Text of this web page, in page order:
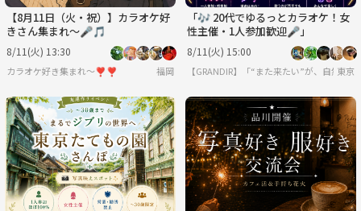
【8月11日（火・祝）】カラオケ好
きさん集まれ〜🎤🎵
8/11(火) 13:30
カラオケ好き集まれ〜❣️❣️ 福岡
「🎶 20代でゆるっとカラオケ！女
性主催・1人参加歓迎🎤」
8/11(火) 15:00
【GRANDIR】「“また来たい”が、自然と
東京